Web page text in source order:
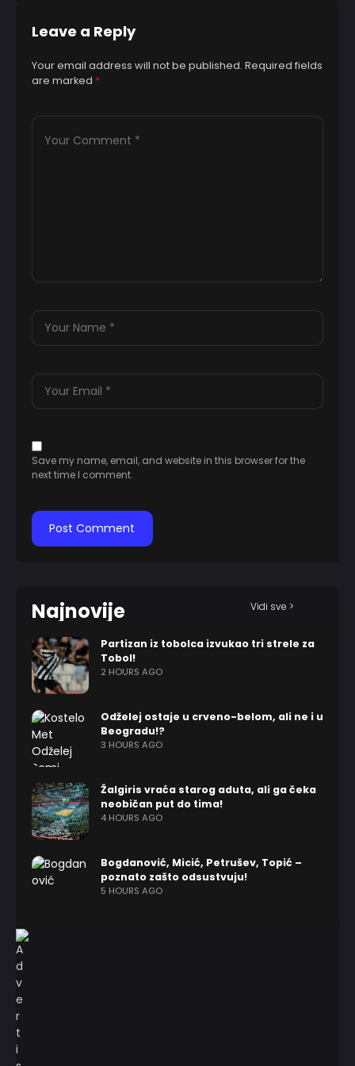
Leave a Reply
Your email address will not be published. Required fields
are marked *
Save my name, email, and website in this browser for the
next time I comment.
Najnovije Vidi sve >
Partizan iz tobolca izvukao tri strele za
Tobol!
2 HOURS AGO
Odželej ostaje u crveno-belom, ali ne i u
Beogradu!?
3 HOURS AGO
Žalgiris vraća starog aduta, ali ga čeka
neobičan put do tima!
4 HOURS AGO
Bogdanović, Micić, Petrušev, Topić –
poznato zašto odsustvuju!
5 HOURS AGO